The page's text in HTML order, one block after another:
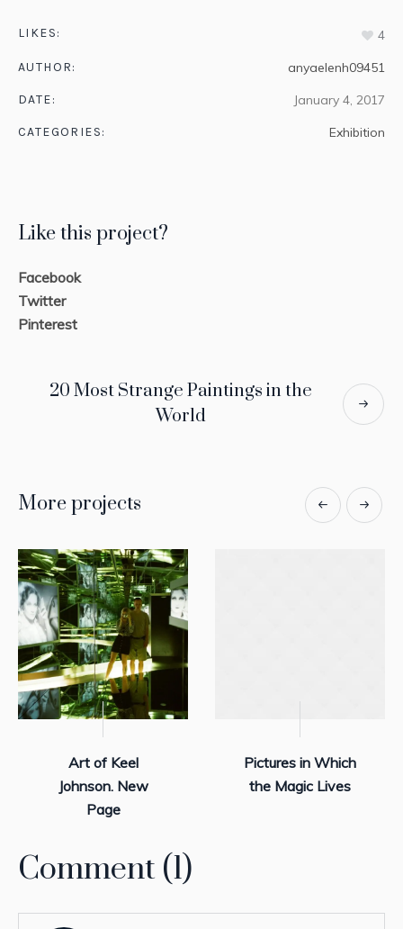
LIKES: 4
AUTHOR: anyaelenh09451
DATE: January 4, 2017
CATEGORIES: Exhibition
Like this project?
Facebook
Twitter
Pinterest
20 Most Strange Paintings in the
World
More projects
Art of Keel
Johnson. New
Page
Pictures in Which
the Magic Lives
Comment (1)